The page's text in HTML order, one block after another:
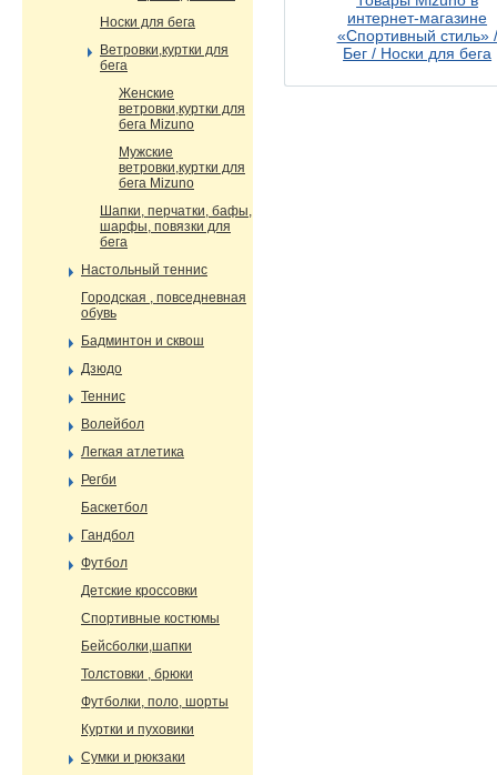
интернет-магазине
«Спортивный стиль» /
Бег / Носки для бега
Носки для бега
Ветровки,куртки для
бега
Женские
ветровки,куртки для
бега Mizuno
Мужские
ветровки,куртки для
бега Mizuno
Шапки, перчатки, бафы,
шарфы, повязки для
бега
Настольный теннис
Городская , повседневная
обувь
Бадминтон и сквош
Дзюдо
Теннис
Волейбол
Легкая атлетика
Регби
Баскетбол
Гандбол
Футбол
Детские кроссовки
Спортивные костюмы
Бейсболки,шапки
Толстовки , брюки
Футболки, поло, шорты
Куртки и пуховики
Сумки и рюкзаки